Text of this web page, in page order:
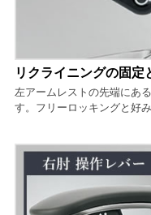
リクライニングの固定
左アームレストの先端にあ
す。フリーロッキングと好